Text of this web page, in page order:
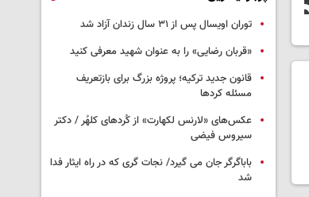
توران اویسال پس از ۳۱ سال زندان آزاد شد
«قربان رضایی» را به عنوان شهید معرفی کنید
قانون جدید ترکیه؛ پروژه بزرگ‌ برای بازتعریف
مسئله کردها
عکس‌های «لارنس لکهارت» از کُردهای کلهُر / دکتر
سیروس فیضی
باباگرگر جان می گیرد/ نجات گری که در راه ایثار فدا
شد